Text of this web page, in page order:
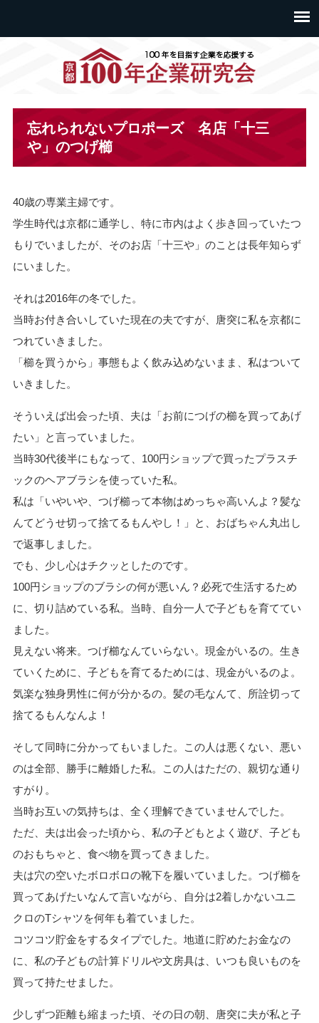
忘れられないプロポーズ 名店「十三
や」のつげ櫛
40歳の専業主婦です。
学生時代は京都に通学し、特に市内はよく歩き回っていたつ
もりでいましたが、そのお店「十三や」のことは長年知らず
にいました。
それは2016年の冬でした。
当時お付き合いしていた現在の夫ですが、唐突に私を京都に
つれていきました。
「櫛を買うから」事態もよく飲み込めないまま、私はついて
いきました。
そういえば出会った頃、夫は「お前につげの櫛を買ってあげ
たい」と言っていました。
当時30代後半にもなって、100円ショップで買ったプラスチ
ックのヘアブラシを使っていた私。
私は「いやいや、つげ櫛って本物はめっちゃ高いんよ？髪な
んてどうせ切って捨てるもんやし！」と、おばちゃん丸出し
で返事しました。
でも、少し心はチクッとしたのです。
100円ショップのブラシの何が悪いん？必死で生活するため
に、切り詰めている私。当時、自分一人で子どもを育ててい
ました。
見えない将来。つげ櫛なんていらない。現金がいるの。生き
ていくために、子どもを育てるためには、現金がいるのよ。
気楽な独身男性に何が分かるの。髪の毛なんて、所詮切って
捨てるもんなんよ！
そして同時に分かってもいました。この人は悪くない、悪い
のは全部、勝手に離婚した私。この人はただの、親切な通り
すがり。
当時お互いの気持ちは、全く理解できていませんでした。
ただ、夫は出会った頃から、私の子どもとよく遊び、子ども
のおもちゃと、食べ物を買ってきました。
夫は穴の空いたボロボロの靴下を履いていました。つげ櫛を
買ってあげたいなんて言いながら、自分は2着しかないユニ
クロのTシャツを何年も着ていました。
コツコツ貯金をするタイプでした。地道に貯めたお金なの
に、私の子どもの計算ドリルや文房具は、いつも良いものを
買って持たせました。
少しずつ距離も縮まった頃、その日の朝、唐突に夫が私と子